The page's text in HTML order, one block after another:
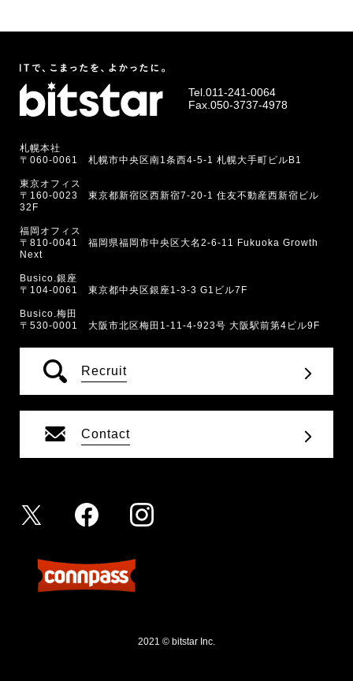
Tel. 011-241-0064
Fax.050-3737-4978
札幌本社
〒060-0061 札幌市中央区南1条西4-5-1 札幌大手町ビルB1
東京オフィス
〒160-0023 東京都新宿区西新宿7-20-1 住友不動産西新宿ビル
32F
福岡オフィス
〒810-0041 福岡県福岡市中央区大名2-6-11 Fukuoka Growth
Next
Busico.銀座
〒104-0061 東京都中央区銀座1-3-3 G1ビル7F
Busico.梅田
〒530-0001 大阪市北区梅田1-11-4-923号 大阪駅前第4ビル9F
Recruit
Contact
2021 © bitstar Inc.